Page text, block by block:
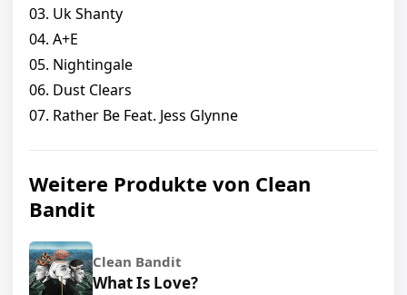
03. Uk Shanty
04. A+E
05. Nightingale
06. Dust Clears
07. Rather Be Feat. Jess Glynne
Weitere Produkte von Clean
Bandit
Clean Bandit
What Is Love?